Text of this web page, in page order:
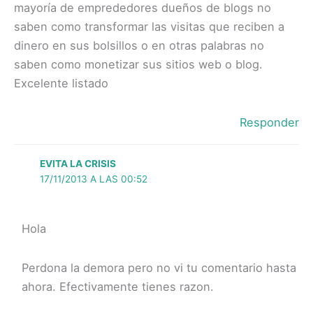
mayoría de emprededores dueños de blogs no
saben como transformar las visitas que reciben a
dinero en sus bolsillos o en otras palabras no
saben como monetizar sus sitios web o blog.
Excelente listado
Responder
EVITA LA CRISIS
17/11/2013 A LAS 00:52
Hola
Perdona la demora pero no vi tu comentario hasta
ahora. Efectivamente tienes razon.